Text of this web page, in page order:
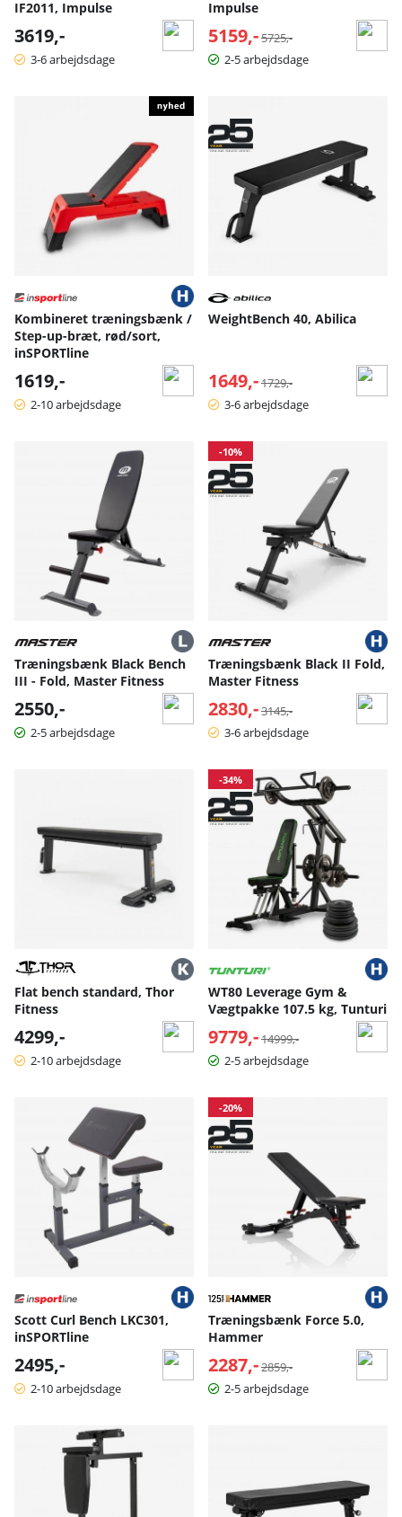
IF2011, Impulse
3619,-
3-6 arbejdsdage
Impulse
5159,- Normalpris:
5725,-
2-5 arbejdsdage
Kombineret træningsbænk /
Step-up-bræt, rød/sort,
inSPORTline
1619,-
2-10 arbejdsdage
WeightBench 40, Abilica
1649,- Normalpris:
1729,-
3-6 arbejdsdage
Træningsbænk Black Bench
III - Fold, Master Fitness
2550,-
2-5 arbejdsdage
-10%
Træningsbænk Black II Fold,
Master Fitness
2830,- Normalpris:
3145,-
3-6 arbejdsdage
Flat bench standard, Thor
Fitness
4299,-
2-10 arbejdsdage
-34%
WT80 Leverage Gym &
Vægtpakke 107.5 kg, Tunturi
9779,- Normalpris:
14999,-
2-5 arbejdsdage
Scott Curl Bench LKC301,
inSPORTline
2495,-
2-10 arbejdsdage
-20%
Træningsbænk Force 5.0,
Hammer
2287,- Normalpris:
2859,-
2-5 arbejdsdage